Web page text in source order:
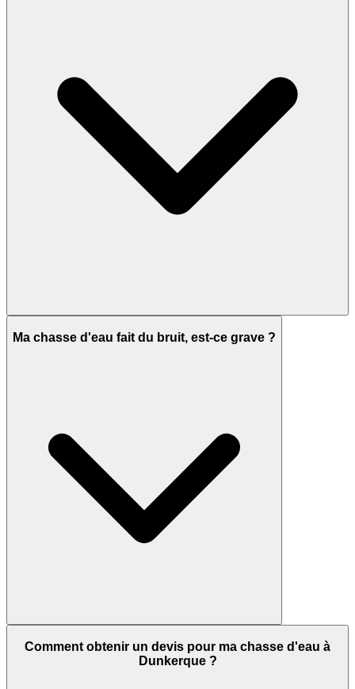
Ma chasse d'eau fait du bruit, est-ce grave ?
Comment obtenir un devis pour ma chasse d'eau à
Dunkerque ?